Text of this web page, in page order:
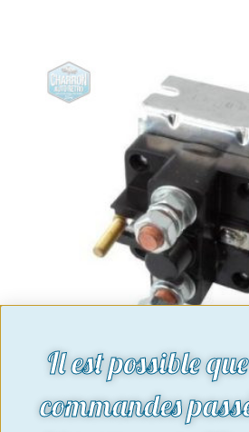
Relais de
démarreur Lucas |
Il est possible
commandes